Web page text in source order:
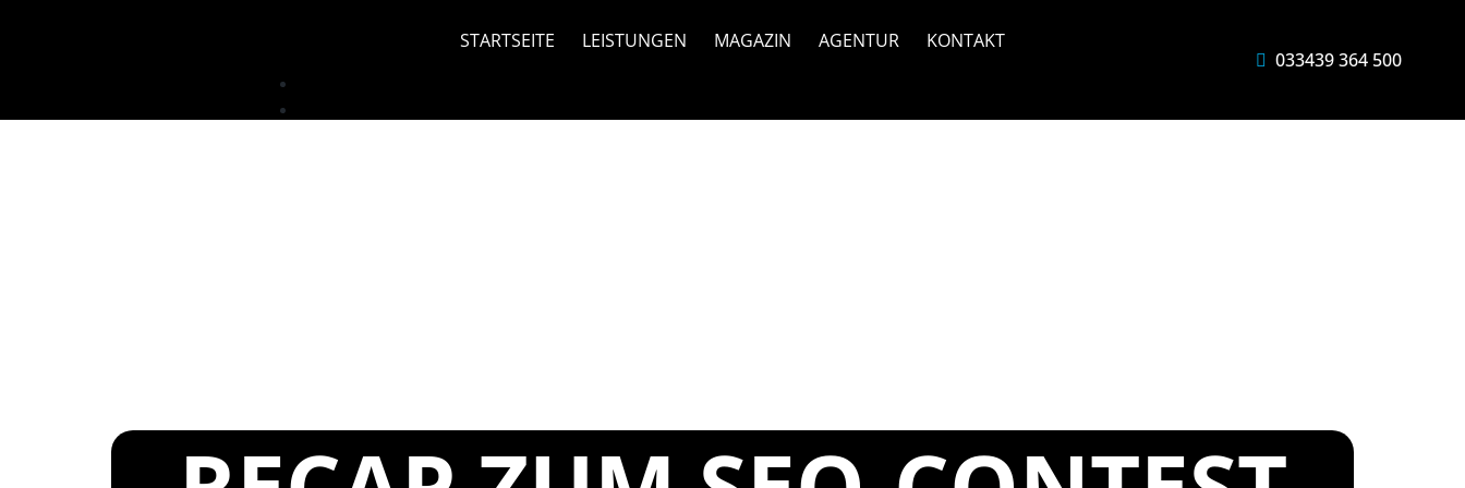
STARTSEITE LEISTUNGEN MAGAZIN AGENTUR
KONTAKT
033439 364 500